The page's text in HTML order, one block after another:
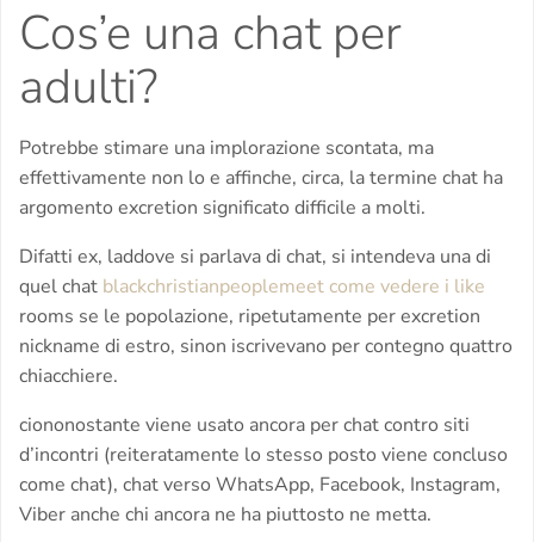
Cos’e una chat per
adulti?
Potrebbe stimare una implorazione scontata, ma
effettivamente non lo e affinche, circa, la termine chat ha
argomento excretion significato difficile a molti.
Difatti ex, laddove si parlava di chat, si intendeva una di
quel chat blackchristianpeoplemeet come vedere i like
rooms se le popolazione, ripetutamente per excretion
nickname di estro, sinon iscrivevano per contegno quattro
chiacchiere.
ciononostante viene usato ancora per chat contro siti
d’incontri (reiteratamente lo stesso posto viene concluso
come chat), chat verso WhatsApp, Facebook, Instagram,
Viber anche chi ancora ne ha piuttosto ne metta.